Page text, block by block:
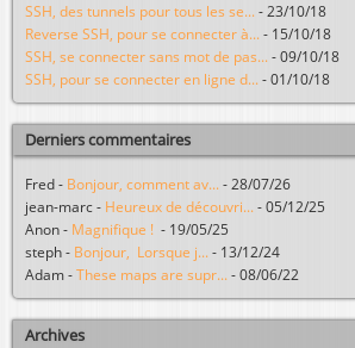
SSH, des tunnels pour tous les se... - 23/10/18
Reverse SSH, pour se connecter à... - 15/10/18
SSH, se connecter sans mot de pas... - 09/10/18
SSH, pour se connecter en ligne d... - 01/10/18
Derniers commentaires
Fred - Bonjour, comment av... - 28/07/26
jean-marc - Heureux de découvri... - 05/12/25
Anon - Magnifique ! - 19/05/25
steph - Bonjour, Lorsque j... - 13/12/24
Adam - These maps are supr... - 08/06/22
Archives